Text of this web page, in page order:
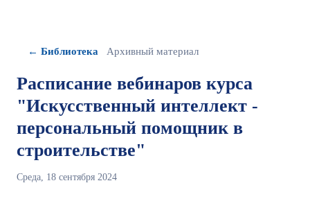
← Библиотека Архивный материал
Расписание вебинаров курса
"Искусственный интеллект -
персональный помощник в
строительстве"
Среда, 18 сентября 2024